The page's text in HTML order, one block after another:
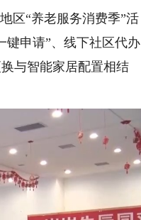
区“养老服务消费季”活
键申请”、线下社区代办
与智能家居配置相结